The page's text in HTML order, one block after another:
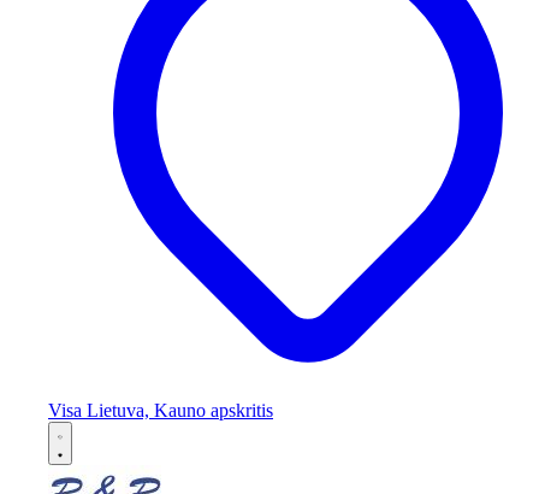
Visa Lietuva, Kauno apskritis